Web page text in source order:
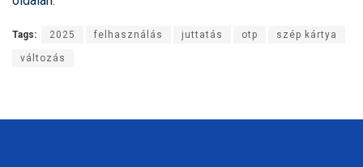
Tags: 2025 felhasználás juttatás otp szép kártya
változás